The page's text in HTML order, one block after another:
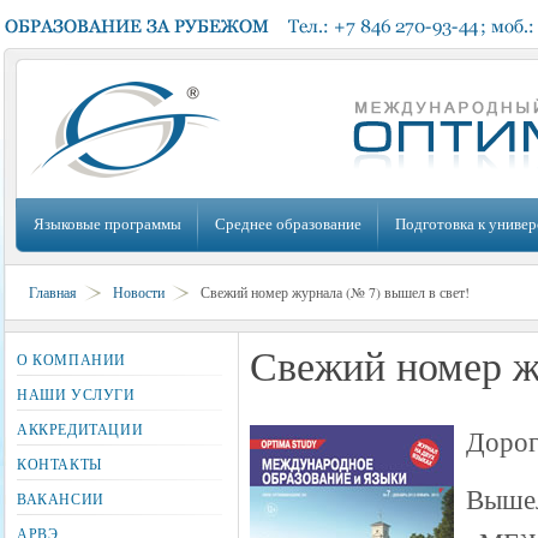
Языковые программы Среднее образование Подготовка к
Главная Новости Свежий номер журнала (№ 7) вышел в свет!
Свежий номер
О КОМПАНИИ
НАШИ УСЛУГИ
АККРЕДИТАЦИИ
КОНТАКТЫ
ВАКАНСИИ
АРВЭ